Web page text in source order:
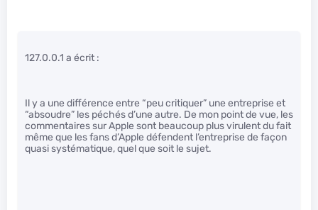
127.0.0.1 a écrit :
Il y a une différence entre “peu critiquer” une entreprise et
“absoudre” les péchés d’une autre. De mon point de vue, les
commentaires sur Apple sont beaucoup plus virulent du fait
même que les fans d’Apple défendent l’entreprise de façon
quasi systématique, quel que soit le sujet.